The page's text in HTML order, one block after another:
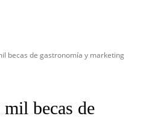
becas de gastronomía y marketing
becas de